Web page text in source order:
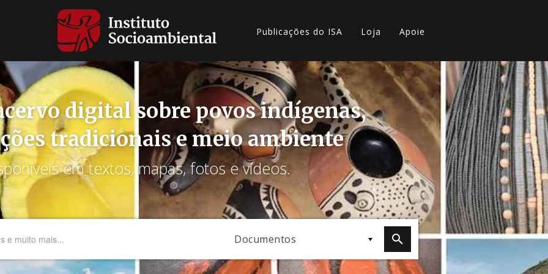
Publicações do ISA Loja Apoie
digital sobre povos indígenas,
tradicionais e meio ambiente
em textos, mapas, fotos e vídeos.
Documentos